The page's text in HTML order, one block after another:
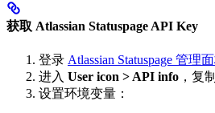
获取 Atlassian Statuspage API Key
登录 Atlassian Statuspage 管理
进入 User icon > API info ，复
设置环境变量：